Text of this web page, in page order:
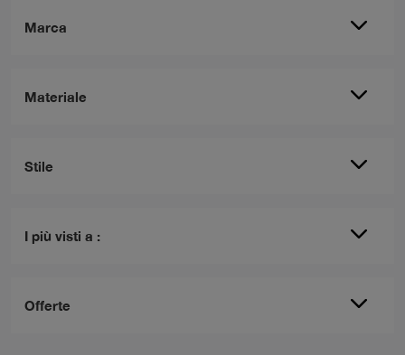
Marca
Materiale
Stile
I più visti a :
Offerte